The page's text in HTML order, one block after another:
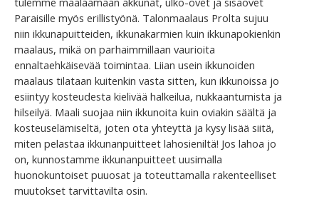
Paraisille myös erillistyönä. Talonmaalaus Prolta sujuu
niin ikkunapuitteiden, ikkunakarmien kuin ikkunapokienkin
maalaus, mikä on parhaimmillaan vaurioita
ennaltaehkäisevää toimintaa. Liian usein ikkunoiden
maalaus tilataan kuitenkin vasta sitten, kun ikkunoissa jo
esiintyy kosteudesta kielivää halkeilua, nukkaantumista ja
hilseilyä. Maali suojaa niin ikkunoita kuin oviakin säältä ja
kosteuselämiseltä, joten ota yhteyttä ja kysy lisää siitä,
miten pelastaa ikkunanpuitteet lahosieniltä! Jos lahoa jo
on, kunnostamme ikkunanpuitteet uusimalla
huonokuntoiset puuosat ja toteuttamalla rakenteelliset
muutokset tarvittavilta osin.